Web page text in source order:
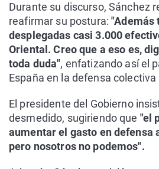
Durante su discurso, Sánchez
reafirmar su postura:"Además
desplegadas casi 3.000
Oriental. Creo que a eso es,
toda duda", enfatizando así el
España en la defensa colectiva
El presidente del Gobierno
desmedido, sugiriendo que "el
aumentar el gasto en defensa
pero nosotros no podemos".